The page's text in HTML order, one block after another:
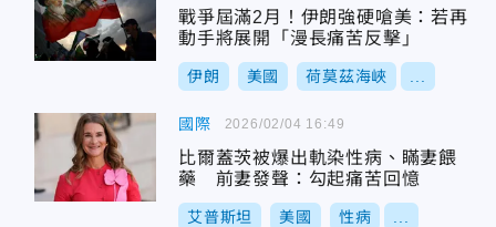
戰爭屆滿2月！伊朗強硬嗆美：若再
動手將展開「漫長痛苦反擊」
伊朗 美國 荷莫茲海峽
國際
比爾蓋茨被爆出軌染性病、瞞妻餵
藥 前妻發聲：勾起痛苦回憶
艾普斯坦 美國 性病
2026/02/04 16:49